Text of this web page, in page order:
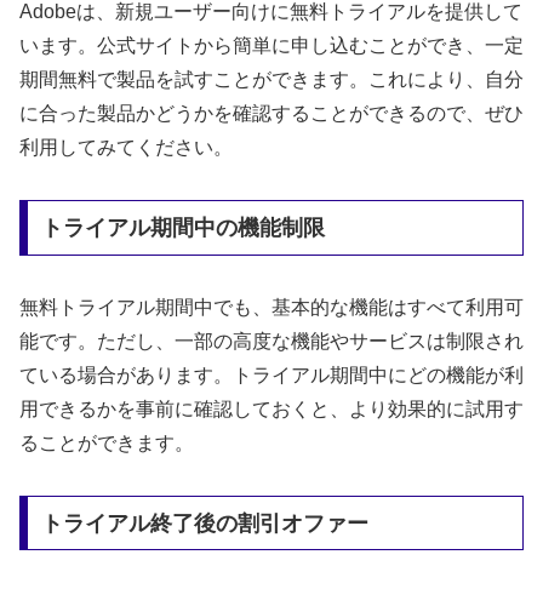
Adobeは、新規ユーザー向けに無料トライアルを提供して
います。公式サイトから簡単に申し込むことができ、一定
期間無料で製品を試すことができます。これにより、自分
に合った製品かどうかを確認することができるので、ぜひ
利用してみてください。
トライアル期間中の機能制限
無料トライアル期間中でも、基本的な機能はすべて利用可
能です。ただし、一部の高度な機能やサービスは制限され
ている場合があります。トライアル期間中にどの機能が利
用できるかを事前に確認しておくと、より効果的に試用す
ることができます。
トライアル終了後の割引オファー